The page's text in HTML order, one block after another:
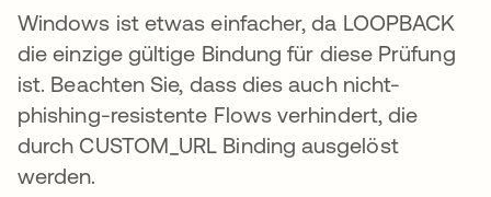
Windows ist etwas einfacher, da LOOPBACK
die einzige gültige Bindung für diese Prüfung
ist. Beachten Sie, dass dies auch nicht-
phishing-resistente Flows verhindert, die
durch CUSTOM_URL Binding ausgelöst
werden.